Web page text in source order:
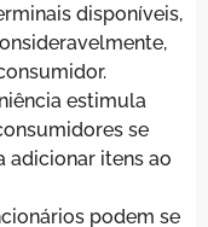
disponíveis,
estimula
se
adicionar itens ao
podem se